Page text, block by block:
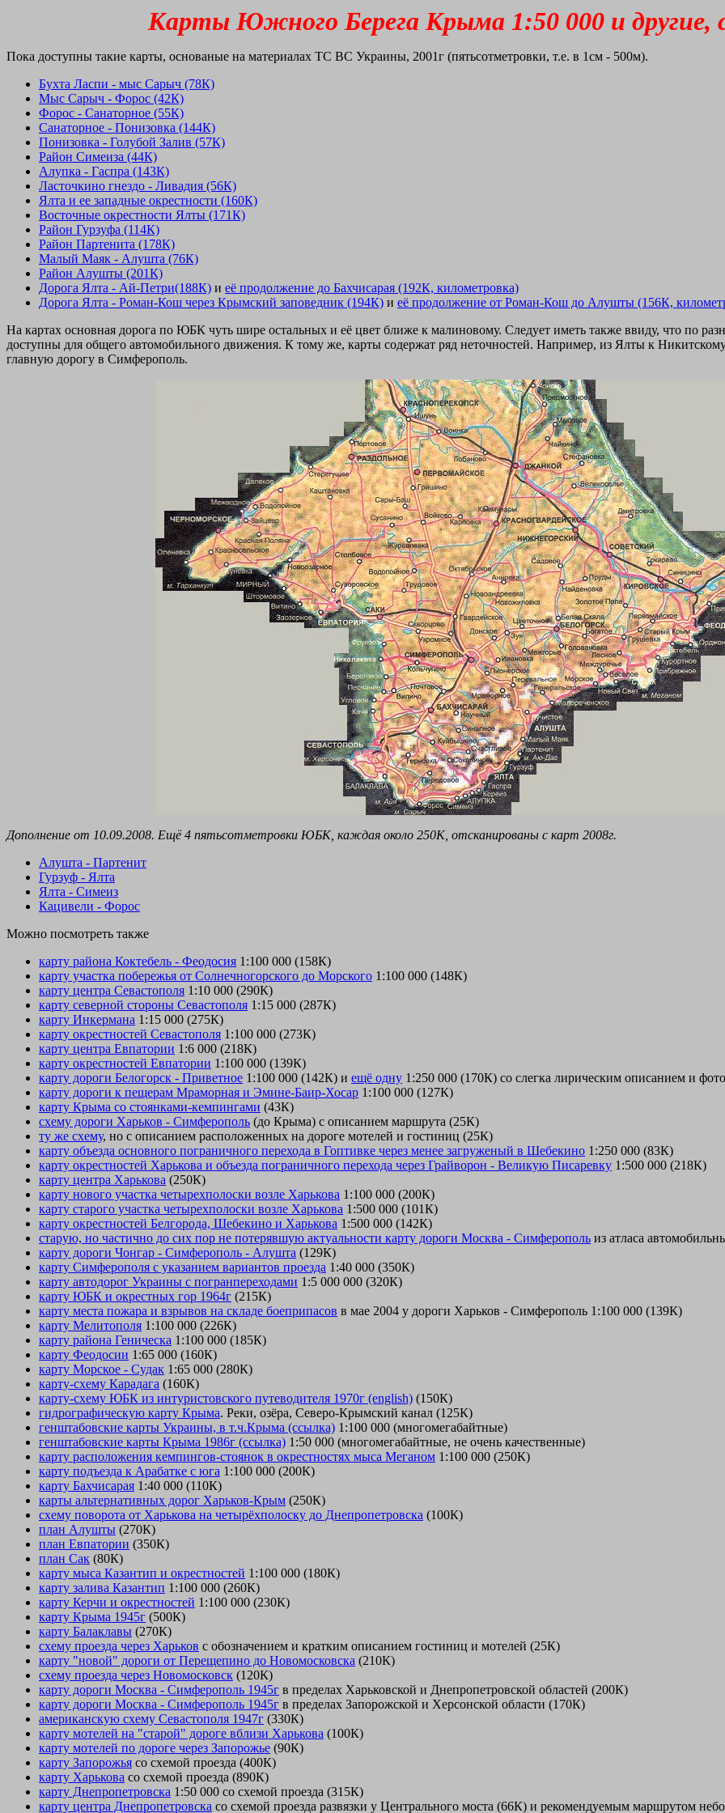
Карты Южного Берега Крыма 1:50 000 и другие,
Пока доступны такие карты, основаные на материалах ТС ВС Украины, 2001г (пятьсотметровки, т.е. в 1см - 500м).
Бухта Ласпи - мыс Сарыч (78К)
Мыс Сарыч - Форос (42К)
Форос - Санаторное (55К)
Санаторное - Понизовка (144К)
Понизовка - Голубой Залив (57К)
Район Симеиза (44К)
Алупка - Гаспра (143К)
Ласточкино гнездо - Ливадия (56К)
Ялта и ее западные окрестности (160К)
Восточные окрестности Ялты (171К)
Район Гурзуфа (114К)
Район Партенита (178К)
Малый Маяк - Алушта (76К)
Район Алушты (201К)
Дорога Ялта - Ай-Петри(188К) и её продолжение до Бахчисарая (192К, километровка)
Дорога Ялта - Роман-Кош через Крымский заповедник (194К) и её продолжение от Роман-Кош до Алушты (156К,
На картах основная дорога по ЮБК чуть шире остальных и её цвет ближе к малиновому. Следует иметь также ввиду, что по
доступны для общего автомобильного движения. К тому же, карты содержат ряд неточностей. Например, из Ялты к
главную дорогу в Симферополь.
Дополнение от 10.09.2008. Ещё 4 пятьсотметровки ЮБК, каждая около 250К, отсканированы с карт 2008г.
Алушта - Партенит
Гурзуф - Ялта
Ялта - Симеиз
Кацивели - Форос
Можно посмотреть также
карту района Коктебель - Феодосия 1:100 000 (158К)
карту участка побережья от Солнечногорского до Морского 1:100 000 (148К)
карту центра Севастополя 1:10 000 (290К)
карту северной стороны Севастополя 1:15 000 (287К)
карту Инкермана 1:15 000 (275К)
карту окрестностей Севастополя 1:100 000 (273К)
карту центра Евпатории 1:6 000 (218К)
карту окрестностей Евпатории 1:100 000 (139К)
карту дороги Белогорск - Приветное 1:100 000 (142К) и ещё одну 1:250 000 (170К) со слегка лирическим описанием и фото
карту дороги к пещерам Мраморная и Эмине-Баир-Хосар 1:100 000 (127К)
карту Крыма со стоянками-кемпингами (43К)
схему дороги Харьков - Симферополь (до Крыма) с описанием маршрута (25К)
ту же схему, но с описанием расположенных на дороге мотелей и гостиниц (25К)
карту объезда основного пограничного перехода в Гоптивке через менее загруженый в Шебекино 1:250 000 (83К)
карту окрестностей Харькова и объезда пограничного перехода через Грайворон - Великую Писаревку 1:500 000 (218К)
карту центра Харькова (250К)
карту нового участка четырехполоски возле Харькова 1:100 000 (200К)
карту старого участка четырехполоски возле Харькова 1:500 000 (101К)
карту окрестностей Белгорода, Шебекино и Харькова 1:500 000 (142К)
старую, но частично до сих пор не потерявшую актуальности карту дороги Москва - Симферополь из атласа
карту дороги Чонгар - Симферополь - Алушта (129К)
карту Симферополя с указанием вариантов проезда 1:40 000 (350К)
карту автодорог Украины с погранпереходами 1:5 000 000 (320К)
карту ЮБК и окрестных гор 1964г (215К)
карту места пожара и взрывов на складе боеприпасов в мае 2004 у дороги Харьков - Симферополь 1:100 000 (139К)
карту Мелитополя 1:100 000 (226К)
карту района Геническа 1:100 000 (185К)
карту Феодосии 1:65 000 (160К)
карту Морское - Судак 1:65 000 (280К)
карту-cхему Карадага (160К)
карту-cхему ЮБК из интуристовского путеводителя 1970г (english) (150К)
гидрографическую карту Крыма. Реки, озёра, Северо-Крымский канал (125К)
генштабовские карты Украины, в т.ч.Крыма (ссылка) 1:100 000 (многомегабайтные)
генштабовские карты Крыма 1986г (ссылка) 1:50 000 (многомегабайтные, не очень качественные)
карту расположения кемпингов-стоянок в окрестностях мыса Меганом 1:100 000 (250К)
карту подъезда к Арабатке с юга 1:100 000 (200К)
карту Бахчисарая 1:40 000 (110К)
карты альтернативных дорог Харьков-Крым (250К)
схему поворота от Харькова на четырёхполоску до Днепропетровска (100К)
план Алушты (270К)
план Евпатории (350К)
план Сак (80К)
карту мыса Казантип и окрестностей 1:100 000 (180К)
карту залива Казантип 1:100 000 (260К)
карту Керчи и окрестностей 1:100 000 (230К)
карту Крыма 1945г (500К)
карту Балаклавы (270К)
схему проезда через Харьков с обозначением и кратким описанием гостиниц и мотелей (25К)
карту "новой" дороги от Перещепино до Новомосковска (210К)
схему проезда через Новомосковск (120К)
карту дороги Москва - Симферополь 1945г в пределах Харьковской и Днепропетровской областей (200К)
карту дороги Москва - Симферополь 1945г в пределах Запорожской и Херсонской области (170К)
американскую схему Севастополя 1947г (330К)
карту мотелей на "старой" дороге вблизи Харькова (100К)
карту мотелей по дороге через Запорожье (90К)
карту Запорожья со схемой проезда (400К)
карту Харькова со схемой проезда (890К)
карту Днепропетровска 1:50 000 со схемой проезда (315К)
карту центра Днепропетровска со схемой проезда развязки у Центрального моста (66К) и рекомендуемым маршрутом